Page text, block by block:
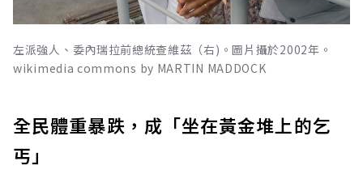
左派強人、委內瑞拉前總統查維茲（右)。圖片攝於2002年。
wikimedia commons by MARTIN MADDOCK
全民體重暴跌，成「坐在黃金堆上的乞
丐」